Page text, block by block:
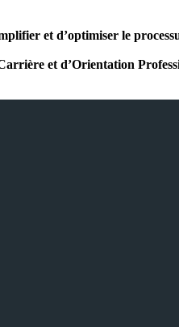
et d’optimiser le
et d’Orientation